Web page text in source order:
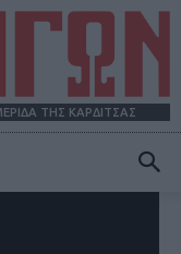
ΤΗΣ ΚΑΡΔΙΤΣΑΣ